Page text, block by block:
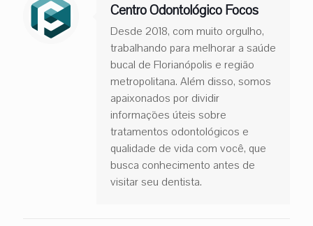
Centro Odontológico Focos
Desde 2018, com muito orgulho,
trabalhando para melhorar a saúde
bucal de Florianópolis e região
metropolitana. Além disso, somos
apaixonados por dividir
informações úteis sobre
tratamentos odontológicos e
qualidade de vida com você, que
busca conhecimento antes de
visitar seu dentista.